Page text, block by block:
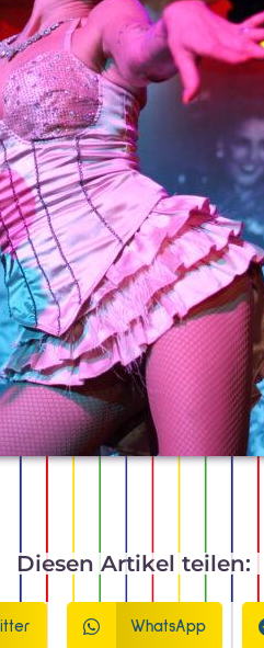
Diesen Artikel teilen:
WhatsApp